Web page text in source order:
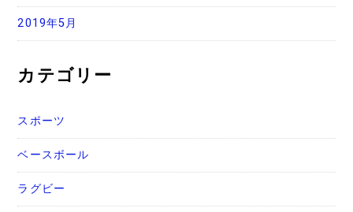
2019年5月
カテゴリー
スポーツ
ベースボール
ラグビー